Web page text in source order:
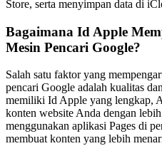
Store, serta menyimpan data di
Bagaimana Id Apple
Mesin Pencari Google?
Salah satu faktor yang
pencari Google adalah kualitas
memiliki Id Apple yang lengkap,
konten website Anda dengan
menggunakan aplikasi Pages di
membuat konten yang lebih